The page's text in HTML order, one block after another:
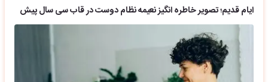
ایام قدیم؛ تصویر خاطره انگیز نعیمه نظام دوست در قاب سی سال پیش